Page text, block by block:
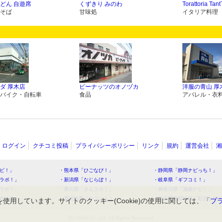
ん 自遊席
ば
くずきり みのわ
甘味処
Torattoria
イタリア料理
厚木店
イク・自転車
ピーナッツのオノヅカ
食品
洋服の青山 厚
アパレル・衣
ログイン クチコミ投稿 プライバシーポリシー リンク 規約 運営会社
！」 ・熊本県「ひごなび！」
・静岡県「静岡ナビっち！」
ボ！」
・新潟県「なじらぼ！」
・岐阜県「ギフコミ！」
ボ！」
・鹿児島県「かごぶら！」 ・埼玉県北部地域「彩北なび
用しています。サイトのクッキー(Cookie)の使用に関しては、「プ